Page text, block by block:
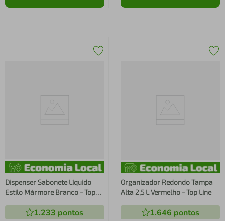
Dispenser Sabonete Líquido
Estilo Mármore Branco - Top
1.233 pontos
Organizador Redondo Tampa
Alta 2,5 L Vermelho - Top Line
1.646 pontos